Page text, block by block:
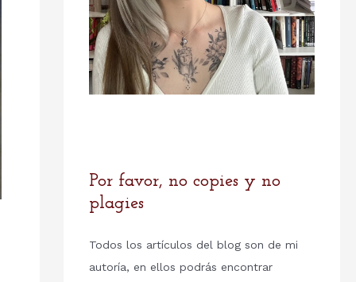
Por favor, no copies y no
plagies
Todos los artículos del blog son de mi
autoría, en ellos podrás encontrar